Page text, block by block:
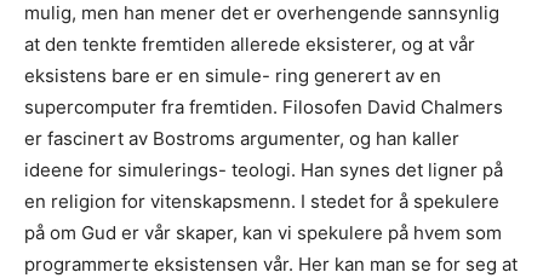
mulig, men han mener det er overhengende sannsynlig
at den tenkte fremtiden allerede eksisterer, og at vår
eksistens bare er en simule- ring generert av en
supercomputer fra fremtiden. Filosofen David Chalmers
er fascinert av Bostroms argumenter, og han kaller
ideene for simulerings- teologi. Han synes det ligner på
en religion for vitenskapsmenn. I stedet for å spekulere
på om Gud er vår skaper, kan vi spekulere på hvem som
programmerte eksistensen vår. Her kan man se for seg at